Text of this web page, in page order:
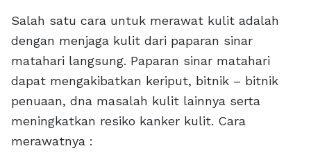
Salah satu cara untuk merawat kulit adalah
dengan menjaga kulit dari paparan sinar
matahari langsung. Paparan sinar matahari
dapat mengakibatkan keriput, bitnik – bitnik
penuaan, dna masalah kulit lainnya serta
meningkatkan resiko kanker kulit. Cara
merawatnya :